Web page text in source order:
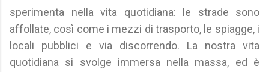
sperimenta nella vita quotidiana: le strade sono
affollate, così come i mezzi di trasporto, le spiagge, i
locali pubblici e via discorrendo. La nostra vita
quotidiana si svolge immersa nella massa, ed è